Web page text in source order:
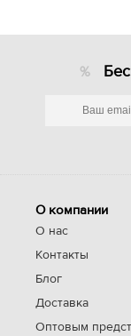
О компании
О нас
Контакты
Блог
Доставка
Оптовым